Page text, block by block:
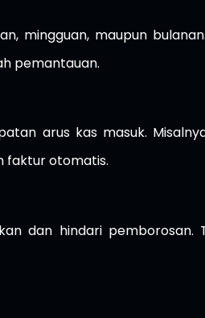
mingguan, maupun
pemantauan.
arus kas masuk.
faktur otomatis.
dan hindari pemborosan.